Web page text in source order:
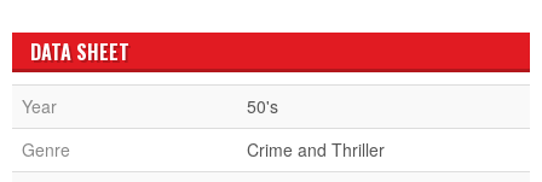
DATA SHEET
Year
50's
Genre
Crime and Thriller